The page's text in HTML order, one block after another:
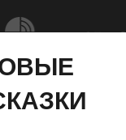
сайта
рус| бел| eng